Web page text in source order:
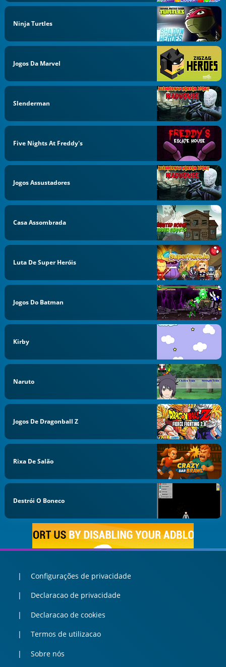
Ninja Turtles
Jogos Da Marvel
Slenderman
Five Nights At Freddy's
Jogos Assustadores
Casa Assombrada
Luta De Super Heróis
Jogos Do Batman
Kirby
Naruto
Jogos De Dragonball Z
Rixa De Salão
Destrói O Boneco
Configurações de privacidade
Declaracao de privacidade
Declaracao de cookies
Termos de utilizacao
Sobre nós